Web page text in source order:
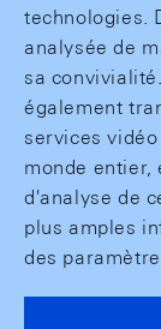
technologies.
analysée de
sa
également
services
monde
d'analyse de
plus amples
des